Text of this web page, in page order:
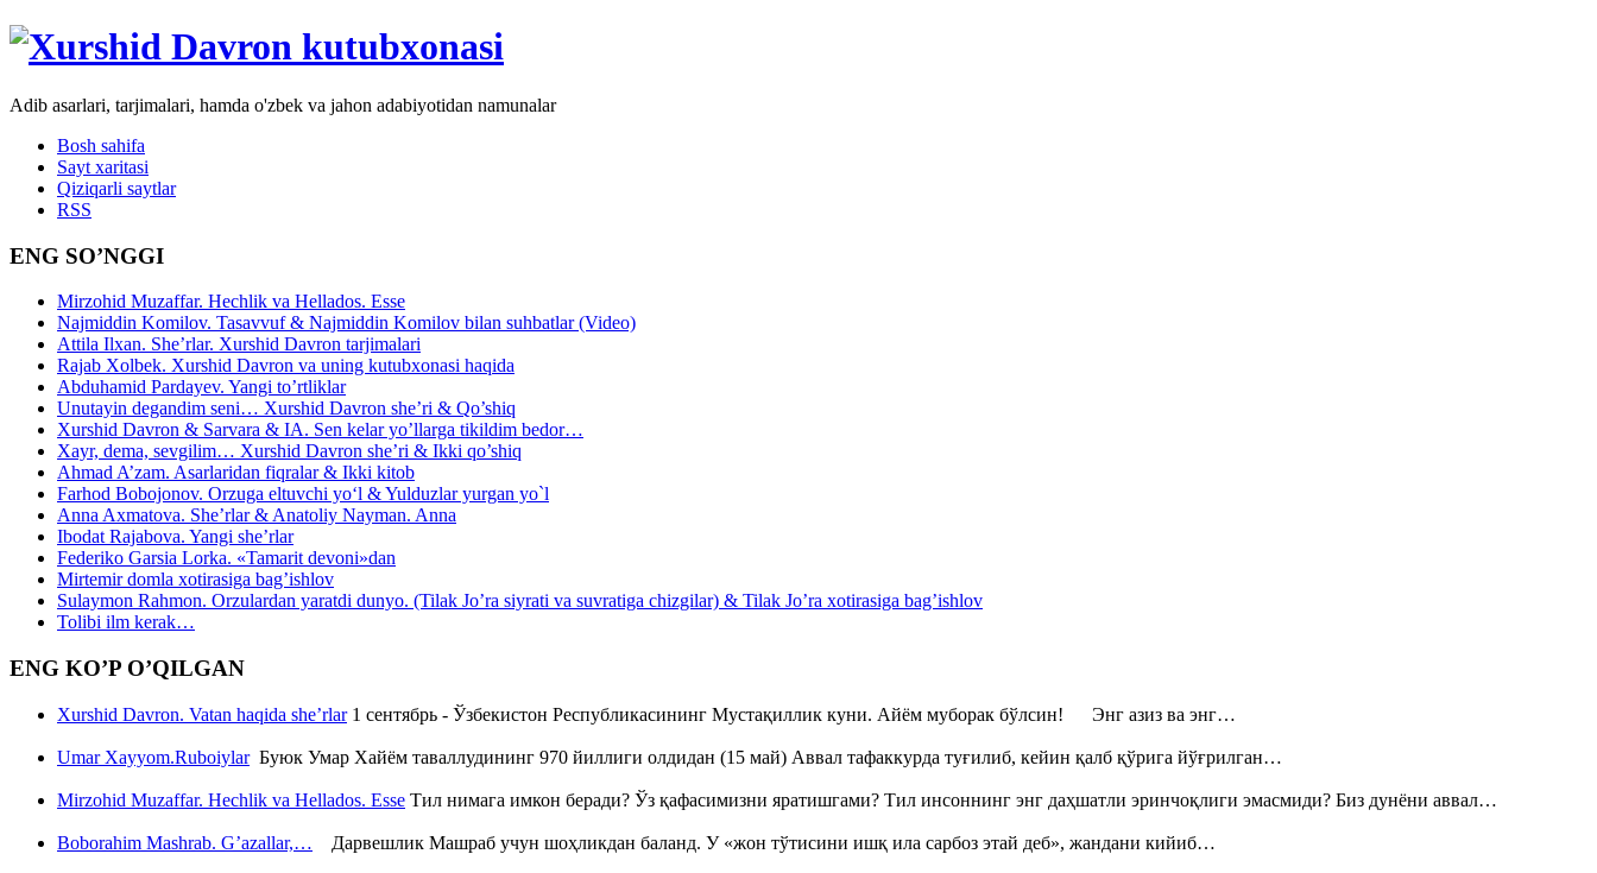
Adib asarlari, tarjimalari, hamda o'zbek va jahon adabiyotidan namunalar
Bosh sahifa
Sayt xaritasi
Qiziqarli saytlar
RSS
ENG SO’NGGI
Mirzohid Muzaffar. Hechlik va Hellados. Esse
Najmiddin Komilov. Tasavvuf & Najmiddin Komilov bilan suhbatlar (Video)
Attila Ilxan. She’rlar. Xurshid Davron tarjimalari
Rajab Xolbek. Xurshid Davron va uning kutubxonasi haqida
Abduhamid Pardayev. Yangi to’rtliklar
Unutayin degandim seni… Xurshid Davron she’ri & Qo’shiq
Xurshid Davron & Sarvara & IA. Sen kelar yo’llarga tikildim bedor…
Xayr, dema, sevgilim… Xurshid Davron she’ri & Ikki qo’shiq
Ahmad A’zam. Asarlaridan fiqralar & Ikki kitob
Farhod Bobojonov. Orzuga eltuvchi yo‘l & Yulduzlar yurgan yo`l
Anna Axmatova. She’rlar & Anatoliy Nayman. Anna
Ibodat Rajabova. Yangi she’rlar
Federiko Garsia Lorka. «Tamarit devoni»dan
Mirtemir domla xotirasiga bag’ishlov
Sulaymon Rahmon. Orzulardan yaratdi dunyo. (Tilak Jo’ra siyrati va suvratiga chizgilar) & Tilak Jo’ra xotirasiga bag’ishlov
Tolibi ilm kerak…
ENG KO’P O’QILGAN
Xurshid Davron. Vatan haqida she’rlar1 сентябрь - Ўзбекистон Республикасининг Мустақиллик куни. Айём муборак бўлсин! Энг азиз ва энг…
Umar Xayyom.RuboiylarБуюк Умар Хайём таваллудининг 970 йиллиги олдидан (15 май) Аввал тафаккурда туғилиб, кейин қалб қўрига йўғрилган…
Mirzohid Muzaffar. Hechlik va Hellados. Esse Тил нимага имкон беради? Ўз қафасимизни яратишгами? Тил инсоннинг энг даҳшатли эринчоқлиги эмасмиди? Биз дунёни аввал…
Boborahim Mashrab. G’azallar,… Дарвешлик Машраб учун шоҳликдан баланд. У «жон тўтисини ишқ ила сарбоз этай деб», жандани кийиб…